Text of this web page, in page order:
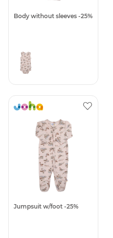
Body without sleeves -25%
Jumpsuit w/foot -25%